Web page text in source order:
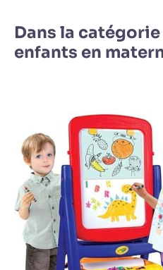
Dans la
enfants en